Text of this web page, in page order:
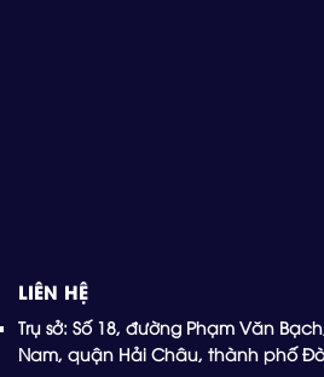
LIÊN HỆ
Trụ sở: Số 18, đường Phạm Văn
Nam, quận Hải Châu, thành phố